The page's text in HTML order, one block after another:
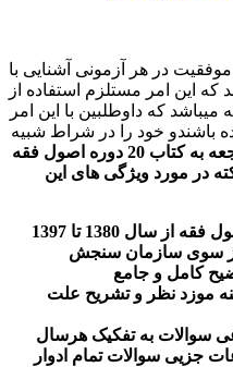
در هر آزمونی آشنایی با
این امر مستلزم استفاده از
که داوطلبین با این امر
باشندو خود را در شراط شبیه
جهت سهولت مراجعه به کتاب 20 دوره اصول فقه
در مورد ویژگی های این
گرداوری 20 دوره سوالات اصول فقه از سال 1380 تا 1397
از سوی سازمان سنجش
کامل و جامع
موزد نظر و تشریح علت
سوالات به تفکیک هرسال
جزیی سوالات تمام ادوار